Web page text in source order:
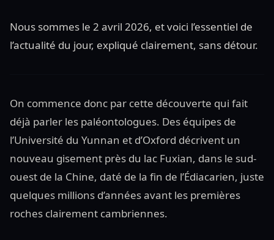
Nous sommes le 2 avril 2026, et voici l’essentiel de
l’actualité du jour, expliqué clairement, sans détour.
On commence donc par cette découverte qui fait
déjà parler les paléontologues. Des équipes de
l’Université du Yunnan et d’Oxford décrivent un
nouveau gisement près du lac Fuxian, dans le sud-
ouest de la Chine, daté de la fin de l’Édiacarien, juste
quelques millions d’années avant les premières
roches clairement cambriennes.